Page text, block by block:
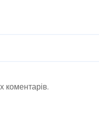
коментарів.